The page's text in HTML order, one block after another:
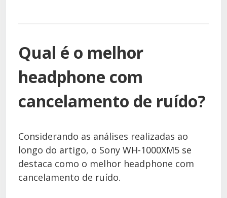
Qual é o melhor
headphone com
cancelamento de ruído?
Considerando as análises realizadas ao
longo do artigo, o Sony WH-1000XM5 se
destaca como o melhor headphone com
cancelamento de ruído.